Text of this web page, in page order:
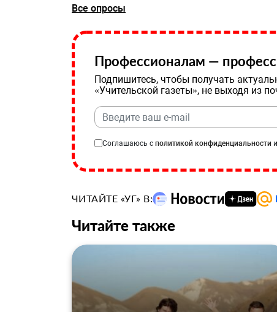
Все опросы
Профессионалам —
Подпишитесь, чтобы получать
«Учительской газеты», не выходя из
Соглашаюсь с политикой конфиденциальности
ЧИТАЙТЕ «УГ» В:
Читайте также